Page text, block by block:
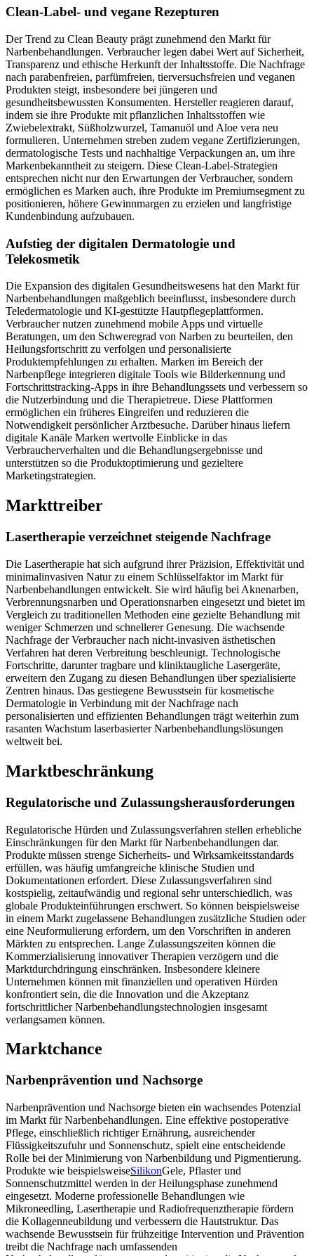
Clean-Label- und vegane Rezepturen
Der Trend zu Clean Beauty prägt zunehmend den Markt für
Narbenbehandlungen. Verbraucher legen dabei Wert auf Sicherheit,
Transparenz und ethische Herkunft der Inhaltsstoffe. Die Nachfrage
nach parabenfreien, parfümfreien, tierversuchsfreien und veganen
Produkten steigt, insbesondere bei jüngeren und
gesundheitsbewussten Konsumenten. Hersteller reagieren darauf,
indem sie ihre Produkte mit pflanzlichen Inhaltsstoffen wie
Zwiebelextrakt, Süßholzwurzel, Tamanuöl und Aloe vera neu
formulieren. Unternehmen streben zudem vegane Zertifizierungen,
dermatologische Tests und nachhaltige Verpackungen an, um ihre
Markenbekanntheit zu steigern. Diese Clean-Label-Strategien
entsprechen nicht nur den Erwartungen der Verbraucher, sondern
ermöglichen es Marken auch, ihre Produkte im Premiumsegment zu
positionieren, höhere Gewinnmargen zu erzielen und langfristige
Kundenbindung aufzubauen.
Aufstieg der digitalen Dermatologie und
Telekosmetik
Die Expansion des digitalen Gesundheitswesens hat den Markt für
Narbenbehandlungen maßgeblich beeinflusst, insbesondere durch
Teledermatologie und KI-gestützte Hautpflegeplattformen.
Verbraucher nutzen zunehmend mobile Apps und virtuelle
Beratungen, um den Schweregrad von Narben zu beurteilen, den
Heilungsfortschritt zu verfolgen und personalisierte
Produktempfehlungen zu erhalten. Marken im Bereich der
Narbenpflege integrieren digitale Tools wie Bilderkennung und
Fortschrittstracking-Apps in ihre Behandlungssets und verbessern so
die Nutzerbindung und die Therapietreue. Diese Plattformen
ermöglichen ein früheres Eingreifen und reduzieren die
Notwendigkeit persönlicher Arztbesuche. Darüber hinaus liefern
digitale Kanäle Marken wertvolle Einblicke in das
Verbraucherverhalten und die Behandlungsergebnisse und
unterstützen so die Produktoptimierung und gezieltere
Marketingstrategien.
Markttreiber
Lasertherapie verzeichnet steigende Nachfrage
Die Lasertherapie hat sich aufgrund ihrer Präzision, Effektivität und
minimalinvasiven Natur zu einem Schlüsselfaktor im Markt für
Narbenbehandlungen entwickelt. Sie wird häufig bei Aknenarben,
Verbrennungsnarben und Operationsnarben eingesetzt und bietet im
Vergleich zu traditionellen Methoden eine gezielte Behandlung mit
weniger Schmerzen und schnellerer Genesung. Die wachsende
Nachfrage der Verbraucher nach nicht-invasiven ästhetischen
Verfahren hat deren Verbreitung beschleunigt. Technologische
Fortschritte, darunter tragbare und kliniktaugliche Lasergeräte,
erweitern den Zugang zu diesen Behandlungen über spezialisierte
Zentren hinaus. Das gestiegene Bewusstsein für kosmetische
Dermatologie in Verbindung mit der Nachfrage nach
personalisierten und effizienten Behandlungen trägt weiterhin zum
rasanten Wachstum laserbasierter Narbenbehandlungslösungen
weltweit bei.
Marktbeschränkung
Regulatorische und Zulassungsherausforderungen
Regulatorische Hürden und Zulassungsverfahren stellen erhebliche
Einschränkungen für den Markt für Narbenbehandlungen dar.
Produkte müssen strenge Sicherheits- und Wirksamkeitsstandards
erfüllen, was häufig umfangreiche klinische Studien und
Dokumentationen erfordert. Diese Zulassungsverfahren sind
kostspielig, zeitaufwändig und regional sehr unterschiedlich, was
globale Produkteinführungen erschwert. So können beispielsweise
in einem Markt zugelassene Behandlungen zusätzliche Studien oder
eine Neuformulierung erfordern, um den Vorschriften in anderen
Märkten zu entsprechen. Lange Zulassungszeiten können die
Kommerzialisierung innovativer Therapien verzögern und die
Marktdurchdringung einschränken. Insbesondere kleinere
Unternehmen können mit finanziellen und operativen Hürden
konfrontiert sein, die die Innovation und die Akzeptanz
fortschrittlicher Narbenbehandlungstechnologien insgesamt
verlangsamen können.
Marktchance
Narbenprävention und Nachsorge
Narbenprävention und Nachsorge bieten ein wachsendes Potenzial
im Markt für Narbenbehandlungen. Eine effektive postoperative
Pflege, einschließlich richtiger Ernährung, ausreichender
Flüssigkeitszufuhr und Sonnenschutz, spielt eine entscheidende
Rolle bei der Minimierung von Narbenbildung und Pigmentierung.
Produkte wie beispielsweiseSilikonGele, Pflaster und
Sonnenschutzmittel werden in der Heilungsphase zunehmend
eingesetzt. Moderne professionelle Behandlungen wie
Mikroneedling, Lasertherapie und Radiofrequenztherapie fördern
die Kollagenneubildung und verbessern die Hautstruktur. Das
wachsende Bewusstsein für frühzeitige Intervention und Prävention
treibt die Nachfrage nach umfassenden